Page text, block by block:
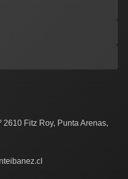
2610 Fitz Roy, Punta Arenas,